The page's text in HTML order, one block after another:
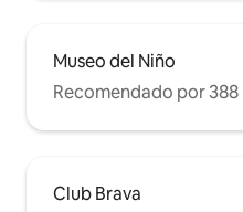
Museo del Niño
Recomendado por
Club Brava